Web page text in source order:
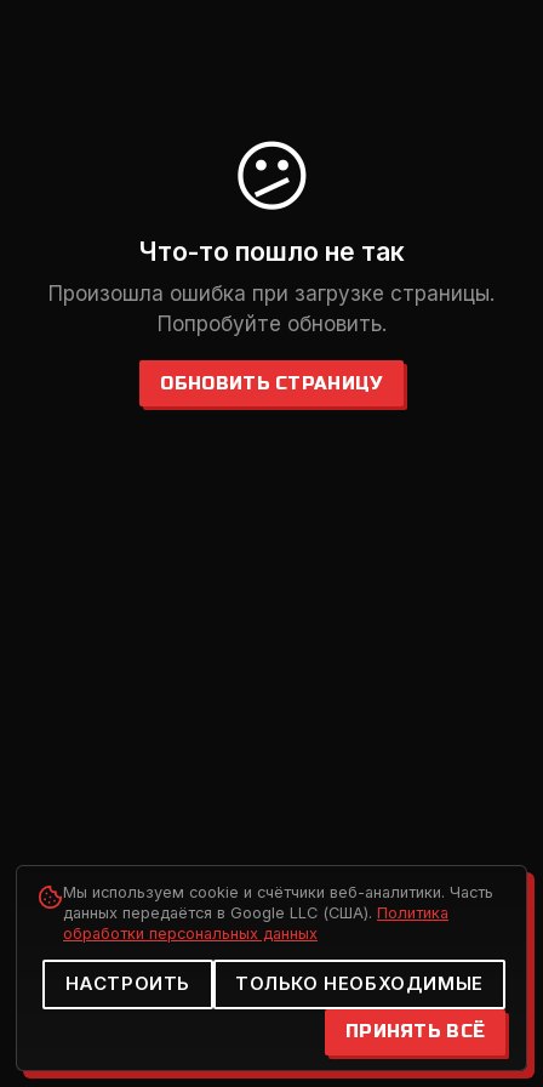
😕
Что-то пошло не так
Произошла ошибка при загрузке страницы.
Попробуйте обновить.
ОБНОВИТЬ СТРАНИЦУ
Мы используем cookie и счётчики веб-аналитики. Часть
данных передаётся в Google LLC (США). Политика
обработки персональных данных
НАСТРОИТЬ ТОЛЬКО НЕОБХОДИМЫЕ
ПРИНЯТЬ ВСЁ